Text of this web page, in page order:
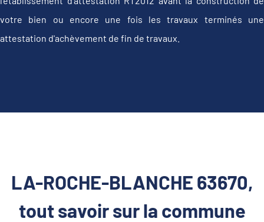
votre bien ou encore une fois les travaux terminés une
attestation d'achèvement de fin de travaux.
LA-ROCHE-BLANCHE 63670,
tout savoir sur la commune